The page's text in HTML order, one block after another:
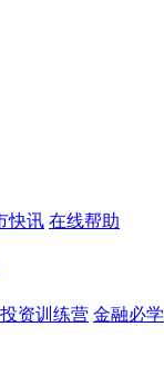
快讯 在线帮助
投资训练营 金融必学